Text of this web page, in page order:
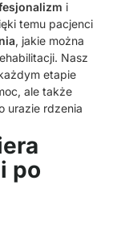
i
temu pacjenci
, jakie można
Nasz
etapie
ale także
urazie rdzenia
po